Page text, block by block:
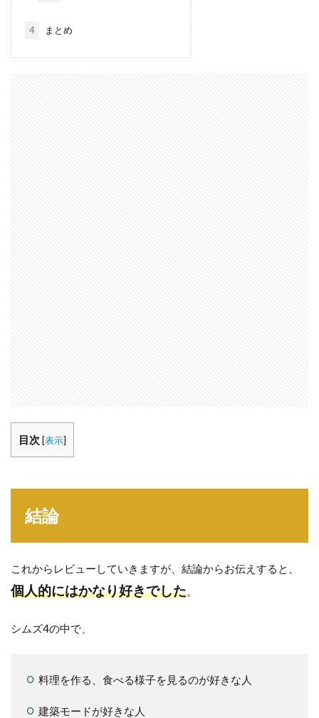
4 まとめ
目次 [表示]
結論
これからレビューしていきますが、結論からお伝えすると、
個人的にはかなり好きでした
シムズ4の中で、
料理を作る、食べる様子を見るのが好きな人
建築モードが好きな人